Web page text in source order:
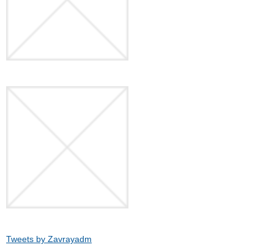
Tweets by Zavrayadm